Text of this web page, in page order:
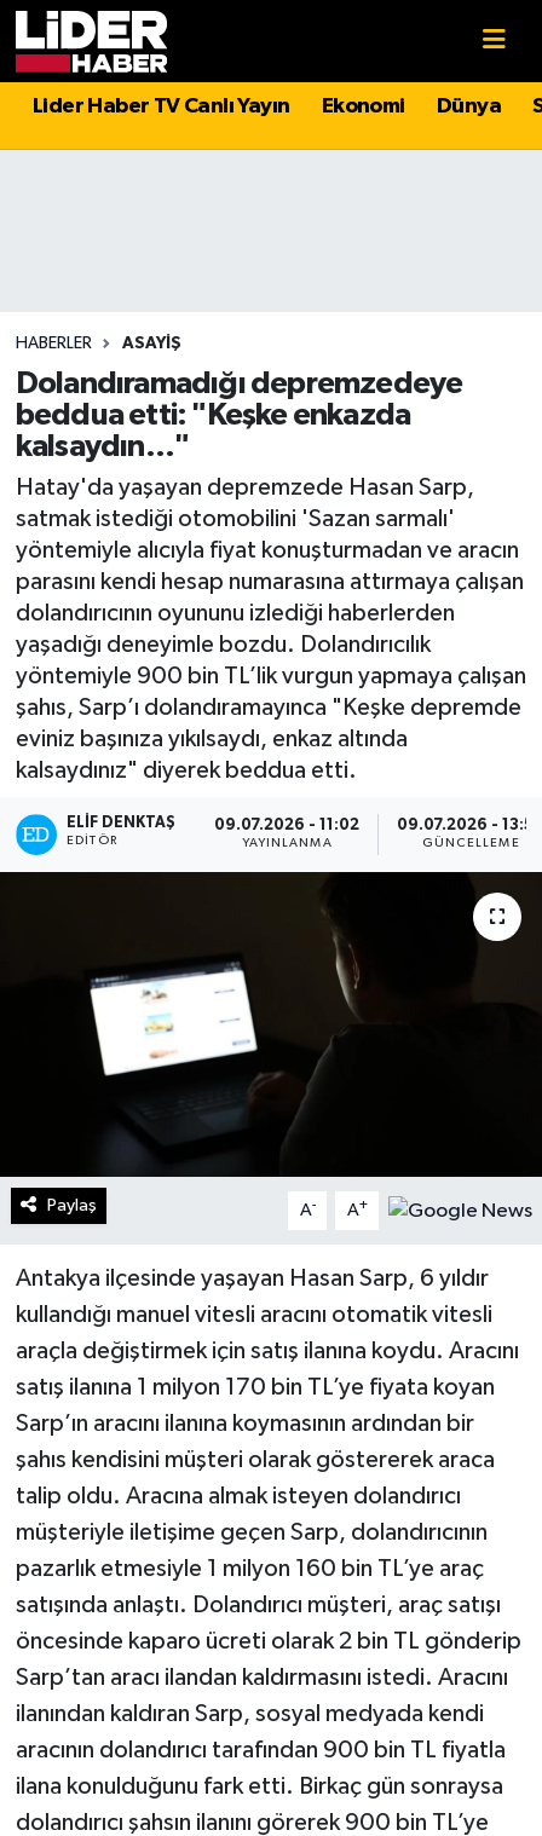
Lider Haber TV Canlı Yayın Ekonomi Dünya
HABERLER ASAYIŞ
Dolandıramadığı depremzedeye
beddua etti: "Keşke enkazda
kalsaydın..."
Hatay'da yaşayan depremzede Hasan Sarp,
satmak istediği otomobilini 'Sazan sarmalı'
yöntemiyle alıcıyla fiyat konuşturmadan ve aracın
parasını kendi hesap numarasına attırmaya çalışan
dolandırıcının oyununu izlediği haberlerden
yaşadığı deneyimle bozdu. Dolandırıcılık
yöntemiyle 900 bin TL’lik vurgun yapmaya çalışan
şahıs, Sarp’ı dolandıramayınca "Keşke depremde
eviniz başınıza yıkılsaydı, enkaz altında
kalsaydınız" diyerek beddua etti.
ELIF DENKTAŞ
EDITÖR
09.07.2026 - 11:02
YAYINLANMA
09.07.2026 -
GÜNCELLEME
Paylaş A- A+
Antakya ilçesinde yaşayan Hasan Sarp, 6 yıldır
kullandığı manuel vitesli aracını otomatik vitesli
araçla değiştirmek için satış ilanına koydu. Aracını
satış ilanına 1 milyon 170 bin TL’ye fiyata koyan
Sarp’ın aracını ilanına koymasının ardından bir
şahıs kendisini müşteri olarak göstererek araca
talip oldu. Aracına almak isteyen dolandırıcı
müşteriyle iletişime geçen Sarp, dolandırıcının
pazarlık etmesiyle 1 milyon 160 bin TL’ye araç
satışında anlaştı. Dolandırıcı müşteri, araç satışı
öncesinde kaparo ücreti olarak 2 bin TL gönderip
Sarp’tan aracı ilandan kaldırmasını istedi. Aracını
ilanından kaldıran Sarp, sosyal medyada kendi
aracının dolandırıcı tarafından 900 bin TL fiyatla
ilana konulduğunu fark etti. Birkaç gün sonraysa
dolandırıcı şahsın ilanını görerek 900 bin TL’ye
Politika
Magazin
Spor
Sağlık
Teknoloji
Turizm
Kültür - Sanat
Lider Haber TV Canlı Yayın izle
Hava Durumu
Süper Lig Puan Durumu ve Fikstür
Tüm Manşetler
Son Dakika Haberleri
Haber Arşivi